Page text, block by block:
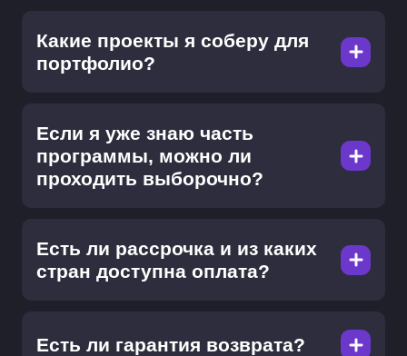
Какие проекты я соберу для
портфолио?
Если я уже знаю часть
программы, можно ли
проходить выборочно?
Есть ли рассрочка и из каких
стран доступна оплата?
Есть ли гарантия возврата?